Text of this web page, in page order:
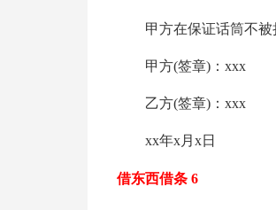
甲方在保证话筒不
甲方(签章)：xxx
乙方(签章)：xxx
xx年x月x日
借东西借条 6